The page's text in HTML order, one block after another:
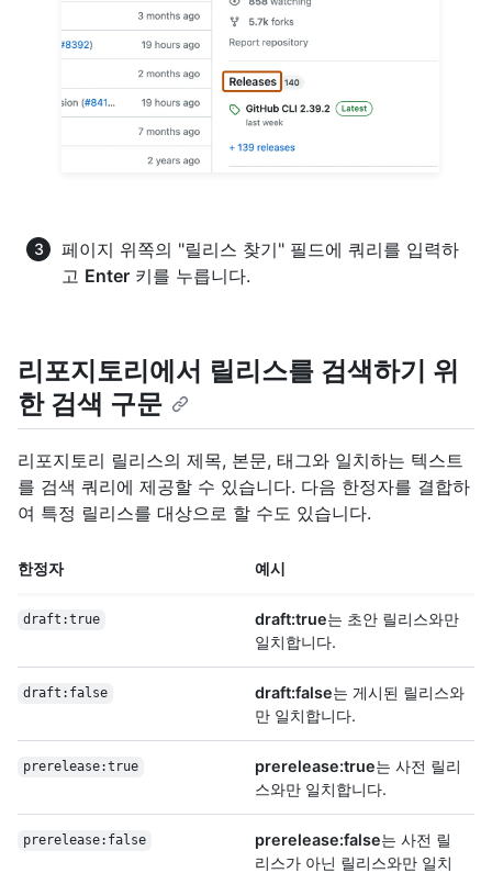
페이지 위쪽의 "릴리스 찾기" 필드에 쿼리를 입력하
고 Enter 키를 누릅니다.
리포지토리에서 릴리스를 검색하기 위
한 검색 구문
리포지토리 릴리스의 제목, 본문, 태그와 일치하는 텍스트
를 검색 쿼리에 제공할 수 있습니다. 다음 한정자를 결합하
여 특정 릴리스를 대상으로 할 수도 있습니다.
한정자 예시
draft:true draft:true는 초안 릴리스와만
일치합니다.
draft:false draft:false는 게시된 릴리스와
만 일치합니다.
prerelease:true prerelease:true는 사전 릴리
스와만 일치합니다.
prerelease:false prerelease:false는 사전 릴
리스가 아닌 릴리스와만 일치